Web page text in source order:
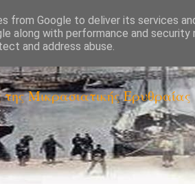
Μικρασιατικής Ερυθραίας
from Google to deliver its services
along with performance and
and address abuse.